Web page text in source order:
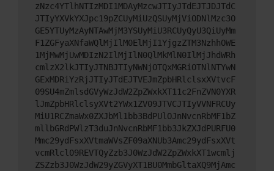
zNzc4YTlhNTIzMDI1MDAyMzcwJTIyJTdEJTJDJTdC
JTIyYXVkYXJpc19pZCUyMiUzQSUyMjViODNlMzc3O
GE5YTUyMzAyNTAwMjM3YSUyMiU3RCUyQyU3QiUyMm
F1ZGFyaXNfaWQlMjIlM0ElMjI1YjgzZTM3NzhhOWE
1MjMwMjUwMDIzN2IlMjIlN0QlMkMlN0IlMjJhdWRh
cmlzX2lkJTIyJTNBJTIyNWNjOTQxMGRiOTNlNTYwN
GExMDRiYzRjJTIyJTdEJTVEJmZpbHRlclsxXVtvcF
09SU4mZmlsdGVyWzJdW2ZpZWxkXT11c2FnZVN0YXR
lJmZpbHRlclsyXVt2YWx1ZV09JTVCJTIyVVNFRCUy
MiU1RCZmaWx0ZXJbMl1bb3BdPUlOJnNvcnRbMF1bZ
mllbGRdPWlzT3duJnNvcnRbMF1bb3JkZXJdPURFU0
Mmc29ydFsxXVtmaWVsZF09aXNUb3Amc29ydFsxXVt
vcmRlcl09REVTQyZzb3J0WzJdW2ZpZWxkXT1wcmlj
ZSZzb3J0WzJdW29yZGVyXT1BU0MmbGltaXQ9MjAmc